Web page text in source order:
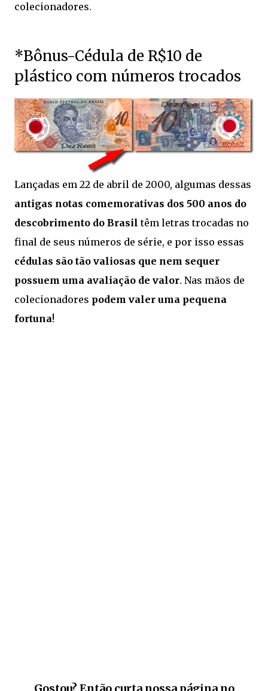
colecionadores.
*Bônus-Cédula de R$10 de
plástico com números trocados
Lançadas em 22 de abril de 2000, algumas dessas
antigas notas comemorativas dos 500 anos do
descobrimento do Brasil têm letras trocadas no
final de seus números de série, e por isso essas
cédulas são tão valiosas que nem sequer
possuem uma avaliação de valor. Nas mãos de
colecionadores podem valer uma pequena
fortuna!